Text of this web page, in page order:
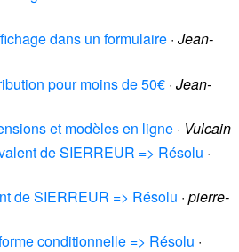
dans un formulaire · Jean-
pour moins de 50€ · Jean-
et modèles en ligne · Vulcain
de SIERREUR => Résolu ·
de SIERREUR => Résolu · pierre-
conditionnelle => Résolu ·